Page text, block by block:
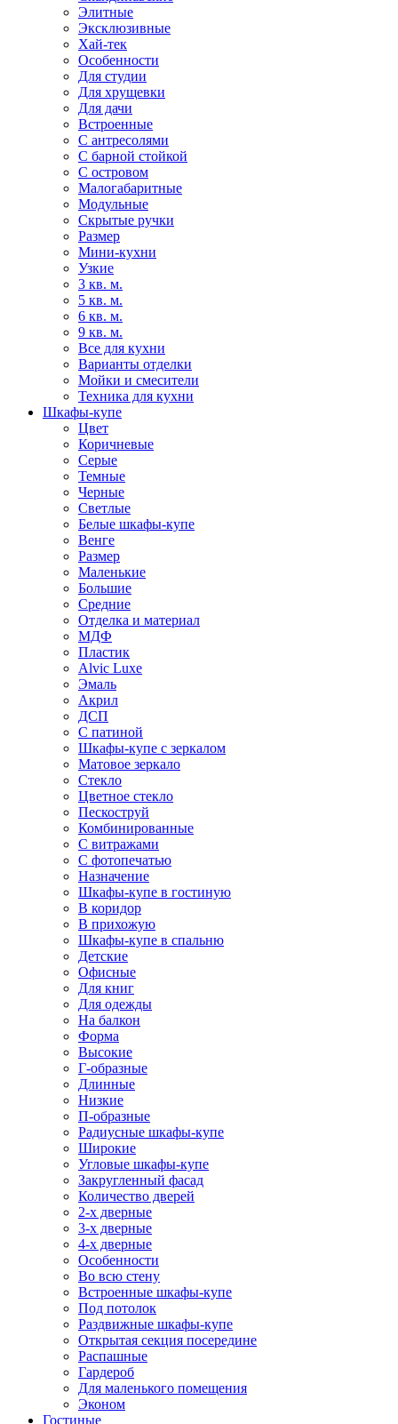
Элитные
Эксклюзивные
Хай-тек
Особенности
Для студии
Для хрущевки
Для дачи
Встроенные
С антресолями
С барной стойкой
С островом
Малогабаритные
Модульные
Скрытые ручки
Размер
Мини-кухни
Узкие
3 кв. м.
5 кв. м.
6 кв. м.
9 кв. м.
Все для кухни
Варианты отделки
Мойки и смесители
Техника для кухни
Шкафы-купе
Цвет
Коричневые
Серые
Темные
Черные
Светлые
Белые шкафы-купе
Венге
Размер
Маленькие
Большие
Средние
Отделка и материал
МДФ
Пластик
Alvic Luxe
Эмаль
Акрил
ДСП
С патиной
Шкафы-купе с зеркалом
Матовое зеркало
Стекло
Цветное стекло
Пескоструй
Комбинированные
С витражами
С фотопечатью
Назначение
Шкафы-купе в гостиную
В коридор
В прихожую
Шкафы-купе в спальню
Детские
Офисные
Для книг
Для одежды
На балкон
Форма
Высокие
Г-образные
Длинные
Низкие
П-образные
Радиусные шкафы-купе
Широкие
Угловые шкафы-купе
Закругленный фасад
Количество дверей
2-х дверные
3-х дверные
4-х дверные
Особенности
Во всю стену
Встроенные шкафы-купе
Под потолок
Раздвижные шкафы-купе
Открытая секция посередине
Распашные
Гардероб
Для маленького помещения
Эконом
Гостиные